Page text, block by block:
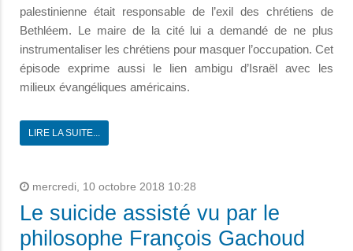
palestinienne était responsable de l’exil des chrétiens de
Bethléem. Le maire de la cité lui a demandé de ne plus
instrumentaliser les chrétiens pour masquer l’occupation. Cet
épisode exprime aussi le lien ambigu d’Israël avec les
milieux évangéliques américains.
LIRE LA SUITE...
mercredi, 10 octobre 2018 10:28
Le suicide assisté vu par le
philosophe François Gachoud